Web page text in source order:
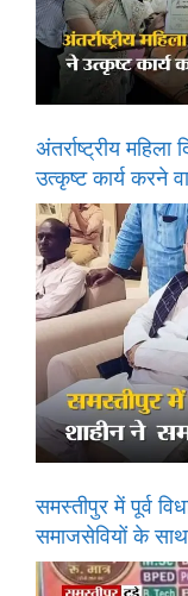
अंतर्राष्ट्रीय
उत्कृष्ट कार्य करने
समस्तीपुर में पूर्व
समाजसेवियों के